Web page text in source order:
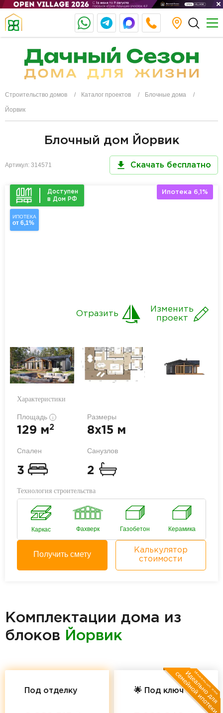
Строительство домов Каталог проектов Блочные дома
Йорвик
Блочный дом Йорвик
Артикул: 314571 Скачать бесплатно
Доступен
в Дом РФ
ИПОТЕКА
от 6,1%
Ипотека 6,1%
Изменить
проект
Отразить
Характеристики
Площадь i
129 м2
Размеры
8x15 м
Спален
3
Санузлов
2
Технология строительства
Каркас Фахверк Газобетон Керамика
Получить смету
Калькулятор
стоимости
Комплектации дома из
блоков Йорвик
Под отделку 🌟 Под ключ 🌟